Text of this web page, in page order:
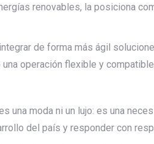
renovables, la posiciona
de forma más ágil
operación flexible y
una moda ni un lujo: es una
del país y responder con